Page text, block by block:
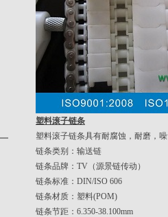
塑料滚子链条
塑料滚子链条具有耐腐蚀，耐磨，
链条类别：输送链
链条品牌：TV（源景链传动）
链条标准：DIN/ISO 606
链条材质：塑料(POM)
链条节距：6.350-38.100mm